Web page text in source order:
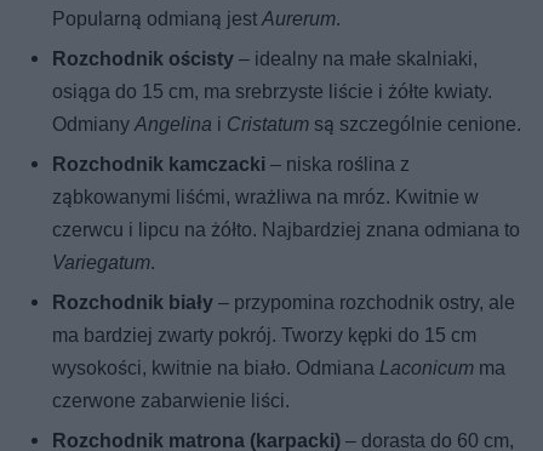
Popularną odmianą jestAurerum.
Rozchodnik ościsty – idealny na małe skalniaki,
osiąga do 15 cm, ma srebrzyste liście i żółte kwiaty.
OdmianyAngelina i Cristatum są szczególnie cenione.
Rozchodnik kamczacki – niska roślina z
ząbkowanymi liśćmi, wrażliwa na mróz. Kwitnie w
czerwcu i lipcu na żółto. Najbardziej znana odmiana to
Variegatum.
Rozchodnik biały – przypomina rozchodnik ostry, ale
ma bardziej zwarty pokrój. Tworzy kępki do 15 cm
wysokości, kwitnie na biało. Odmiana Laconicum ma
czerwone zabarwienie liści.
Rozchodnik matrona (karpacki) – dorasta do 60 cm,